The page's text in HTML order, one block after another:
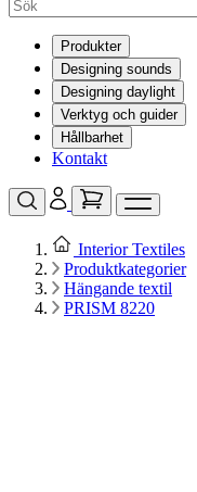
Produkter
Designing sounds
Designing daylight
Verktyg och guider
Hållbarhet
Kontakt
Interior Textiles
Produktkategorier
Hängande textil
PRISM 8220